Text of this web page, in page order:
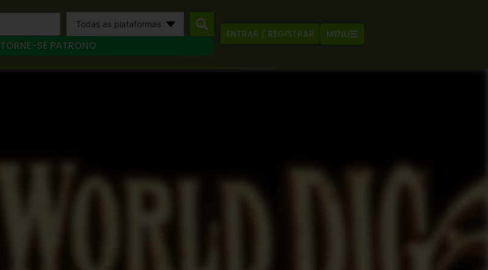
Todas as plataformas
TORNE-SE PATRONO
ENTRAR / REGISTRAR MENU